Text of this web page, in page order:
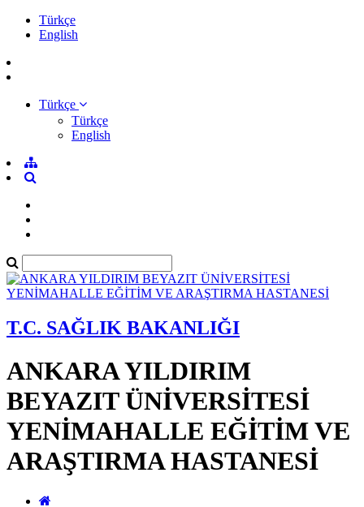
Türkçe
English
Türkçe
Türkçe
English
T.C. SAĞLIK BAKANLIĞI
ANKARA YILDIRIM
BEYAZIT ÜNİVERSİTESİ
YENİMAHALLE EĞİTİM VE
ARAŞTIRMA HASTANESİ